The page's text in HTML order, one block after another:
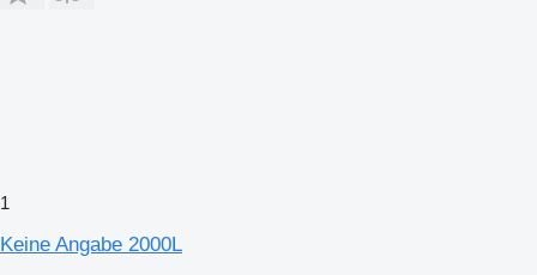
1
Keine Angabe 2000L